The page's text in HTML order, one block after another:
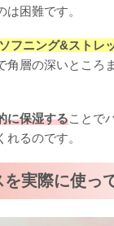
困難です。
ソフニング&ストレ
角層の深いところ
に保湿することで
れるのです。
実際に使っ